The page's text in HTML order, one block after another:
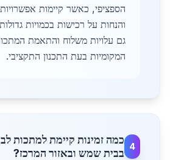
הספציפי, כאשר קיימות
והנחות על רכישות בכמויות
גם עלויות משלוח והתאמת
המקומיות בעת התכנון התקציבי.
4
כמה זמינות קיימת למתכות
בבית שמש ובאזור המרכז?